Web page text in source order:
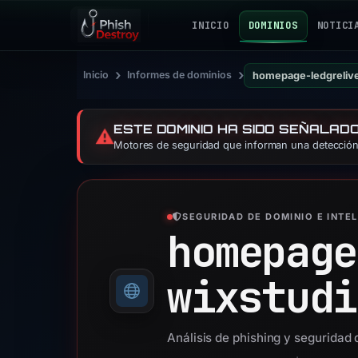
INICIO DOMINIOS
Inicio › Informes de dominios › homepage-
⚠️ESTE DOMINIO HA SIDO
Motores de seguridad que informan una
SEGURIDAD DE DOMINIO E
Análisis de phishing y